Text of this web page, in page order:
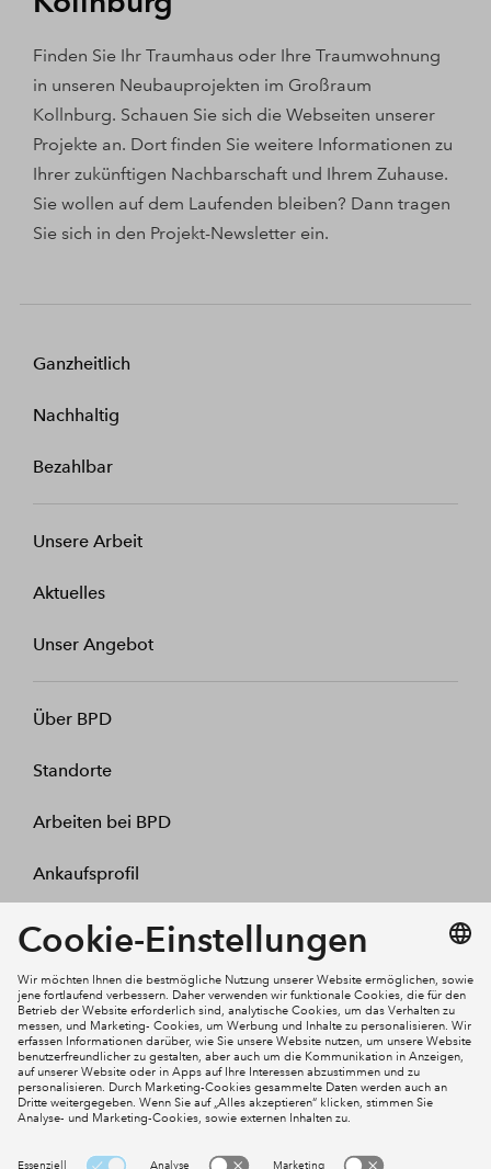
Finden Sie Ihr Traumhaus oder Ihre Traumwohnung
in unseren Neubauprojekten im Großraum
Kollnburg. Schauen Sie sich die Webseiten unserer
Projekte an. Dort finden Sie weitere Informationen zu
Ihrer zukünftigen Nachbarschaft und Ihrem Zuhause.
Sie wollen auf dem Laufenden bleiben? Dann tragen
Sie sich in den Projekt-Newsletter ein.
Ganzheitlich
Nachhaltig
Bezahlbar
Unsere Arbeit
Aktuelles
Unser Angebot
Über BPD
Standorte
Arbeiten bei BPD
Ankaufsprofil
Kontakt
Mein Konto
Social Media